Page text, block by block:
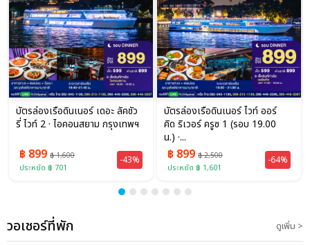
บัตรล่องเรือดินเนอร์ เดอะ ลัคชัว
รี่ ไวท์ 2 · ไอคอนสยาม กรุงเทพฯ
฿ 899 ฿ 1,600
ประหยัด ฿ 701
-43%
บัตรล่องเรือดินเนอร์ ไวท์ ออร์
คิด ริเวอร์ ครูซ 1 (รอบ 19.00
น.) ·...
฿ 899 ฿ 2,500
ประหยัด ฿ 1,601
-64%
วอเชอร์ที่พัก ดูเพิ่ม >